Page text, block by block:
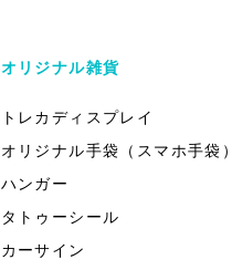
オリジナル雑貨
トレカディスプレイ
オリジナル手袋（スマホ手袋）
ハンガー
タトゥーシール
カーサイン